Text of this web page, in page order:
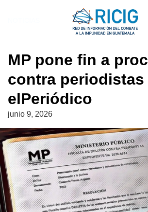
MP pone fin a
contra periodistas
elPeriódico
junio 9, 2026